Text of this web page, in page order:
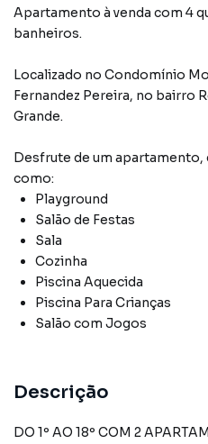
Apartamento à venda com 4
banheiros.
Localizado no Condomínio
Fernandez Pereira, no bairro
Grande.
Desfrute de um apartamento,
como:
Playground
Salão de Festas
Sala
Cozinha
Piscina Aquecida
Piscina Para Crianças
Salão com Jogos
Descrição
DO 1º AO 18º COM 2